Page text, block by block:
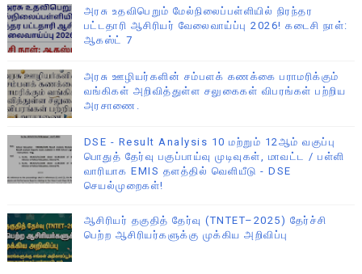
அரசு உதவிபெறும் மேல்நிலைப்பள்ளியில் நிரந்தர
பட்டதாரி ஆசிரியர் வேலைவாய்ப்பு 2026! கடைசி நாள்:
ஆகஸ்ட் 7
அரசு ஊழியர்களின் சம்பளக் கணக்கை பராமரிக்கும்
வங்கிகள் அறிவித்துள்ள சலுகைகள் விபரங்கள் பற்றிய
அரசாணை.
DSE - Result Analysis 10 மற்றும் 12ஆம் வகுப்பு
பொதுத் தேர்வு பகுப்பாய்வு முடிவுகள், மாவட்ட / பள்ளி
வாரியாக EMIS தளத்தில் வெளியீடு - DSE
செயல்முறைகள்!
ஆசிரியர் தகுதித் தேர்வு (TNTET–2025) தேர்ச்சி
பெற்ற ஆசிரியர்களுக்கு முக்கிய அறிவிப்பு